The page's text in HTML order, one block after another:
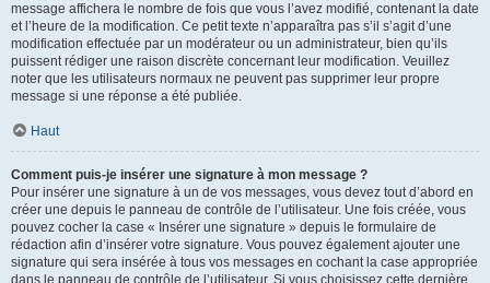
message affichera le nombre de fois que vous l’avez modifié, contenant la date
et l’heure de la modification. Ce petit texte n’apparaîtra pas s’il s’agit d’une
modification effectuée par un modérateur ou un administrateur, bien qu’ils
puissent rédiger une raison discrète concernant leur modification. Veuillez
noter que les utilisateurs normaux ne peuvent pas supprimer leur propre
message si une réponse a été publiée.
Haut
Comment puis-je insérer une signature à mon message ?
Pour insérer une signature à un de vos messages, vous devez tout d’abord en
créer une depuis le panneau de contrôle de l’utilisateur. Une fois créée, vous
pouvez cocher la case « Insérer une signature » depuis le formulaire de
rédaction afin d’insérer votre signature. Vous pouvez également ajouter une
signature qui sera insérée à tous vos messages en cochant la case appropriée
dans le panneau de contrôle de l’utilisateur. Si vous choisissez cette dernière